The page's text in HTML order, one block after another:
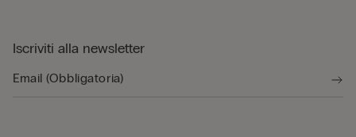
Iscriviti alla newsletter